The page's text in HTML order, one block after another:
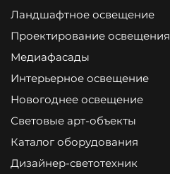
Ландшафтное освещение
Проектирование освещения
Медиафасады
Интерьерное освещение
Новогоднее освещение
Световые арт-объекты
Каталог оборудования
Дизайнер-светотехник